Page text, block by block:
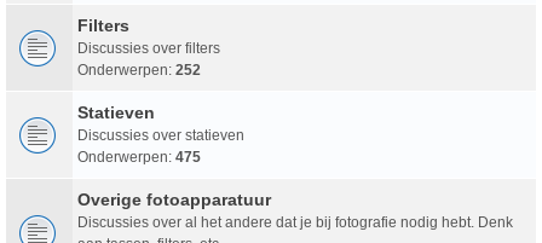
Filters
Discussies over filters
Onderwerpen: 252
Statieven
Discussies over statieven
Onderwerpen: 475
Overige fotoapparatuur
Discussies over al het andere dat je bij fotografie nodig hebt. Denk